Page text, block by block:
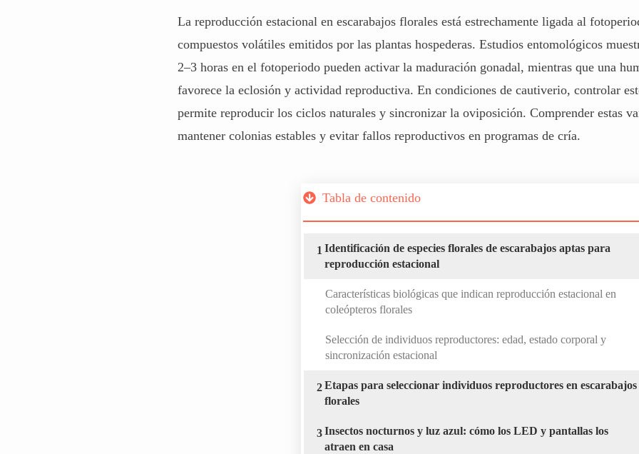
La reproducción estacional en escarabajos florales está estrechamente ligada al
compuestos volátiles emitidos por las plantas hospederas. Estudios entomológicos
2–3 horas en el fotoperiodo pueden activar la maduración gonadal, mientras que una
favorece la eclosión y actividad reproductiva. En condiciones de cautiverio, controlar
permite reproducir los ciclos naturales y sincronizar la oviposición. Comprender estas
mantener colonias estables y evitar fallos reproductivos en programas de cría.
Tabla de contenido
1 Identificación de especies florales de escarabajos aptas para
reproducción estacional
Características biológicas que indican reproducción estacional en
coleópteros florales
Selección de individuos reproductores: edad, estado corporal y
sincronización estacional
2Etapas para seleccionar individuos reproductores en escarabajos
florales
3Insectos nocturnos y luz azul: cómo los LED y pantallas los
atraen en casa